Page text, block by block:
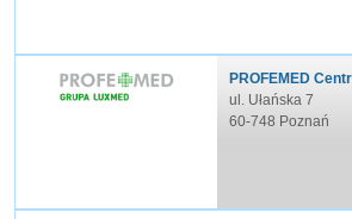
PROFEMED
ul. Ułańska 7
60-748 Poznań